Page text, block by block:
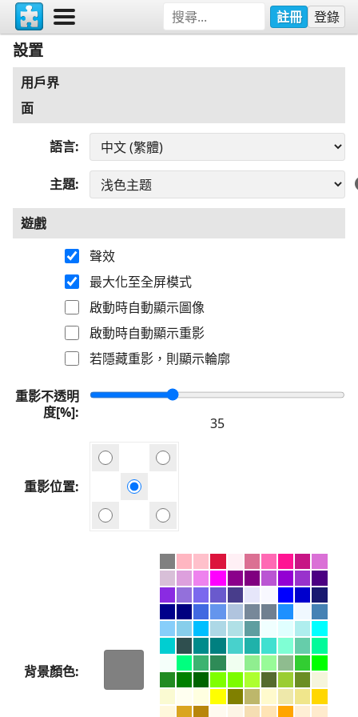
註冊 登錄
設置
用戶界
面
語言
主題
遊戲
聲效
最大化至全屏模式
啟動時自動顯示圖像
啟動時自動顯示重影
若隱藏重影，則顯示輪廓
重影不透明
度[%]
重影位置
背景顏色